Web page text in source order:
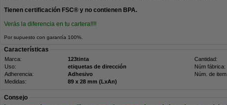
Tienen certificación FSC® y no contienen BPA.
Verás la diferencia en tu cartera!!!!
Por supuesto con garantía 100%.
Características
Marca: 123tinta Cantidad:
Uso:
etiquetas de dirección Núm fábrica:
Adherencia:
Adhesivo Núm. de item:
Medidas:
89 x 28 mm (LxAn)
Consejo